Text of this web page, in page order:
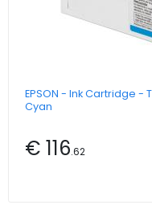
EPSON - Ink Cartridge -
Cyan
€ 116.62